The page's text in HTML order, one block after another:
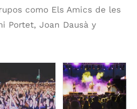
como Els Amics de les
Portet, Joan Dausà y